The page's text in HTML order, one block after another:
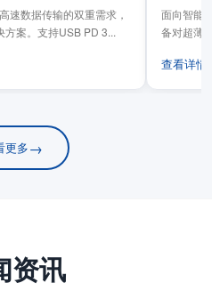
速数据传输的双重需求，
方案。支持USB PD 3...
面向智能
备对超薄
查看详
更多→
资讯